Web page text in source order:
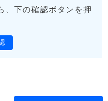
、下の確認ボタンを押